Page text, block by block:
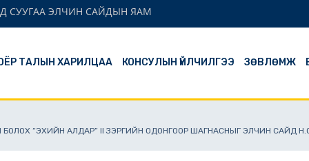
СУУГАА ЭЛЧИН САЙДЫН ЯАМ
ТАЛЫН ХАРИЛЦАА КОНСУЛЫН ҮЙЛЧИЛГЭЭ ЗӨВЛӨМЖ
“ЭХИЙН АЛДАР” II ЗЭРГИЙН ОДОНГООР ШАГНАСНЫГ ЭЛЧИН САЙД